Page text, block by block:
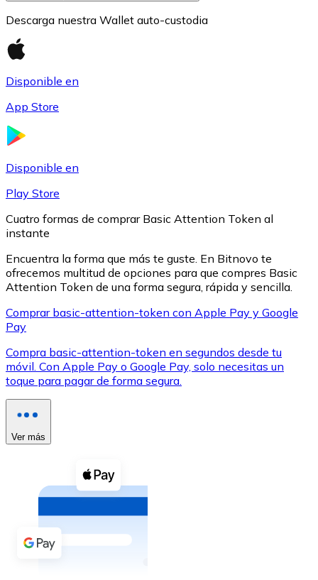
LTC
XRP
Ver todo
Efectivo
Comprar con efectivo
Añade fondos a tu cuenta Bitnovo o realiza compras
Tarjeta de crédito / débito
Descarga nuestra Wallet auto-custodia
Disponible en
App Store
Disponible en
Play Store
Cuatro formas de comprar Basic Attention Token al
instante
Encuentra la forma que más te guste. En Bitnovo te
ofrecemos multitud de opciones para que compres Basic
Attention Token de una forma segura, rápida y sencilla.
Comprar basic-attention-token con Apple Pay y Google
Pay
Compra basic-attention-token en segundos desde tu
móvil. Con Apple Pay o Google Pay, solo necesitas un
toque para pagar de forma segura.
Ver más